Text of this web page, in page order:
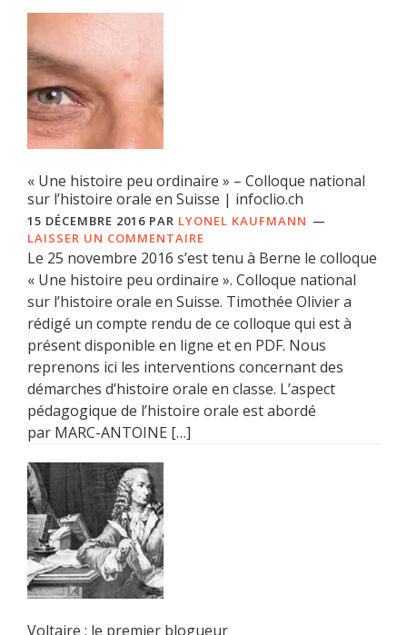
« Une histoire peu ordinaire » – Colloque national
sur l’histoire orale en Suisse | infoclio.ch
15 DÉCEMBRE 2016 PAR LYONEL KAUFMANN
LAISSER UN COMMENTAIRE
Le 25 novembre 2016 s’est tenu à Berne le colloque
« Une histoire peu ordinaire ». Colloque national
sur l’histoire orale en Suisse. Timothée Olivier a
rédigé un compte rendu de ce colloque qui est à
présent disponible en ligne et en PDF. Nous
reprenons ici les interventions concernant des
démarches d’histoire orale en classe. L’aspect
pédagogique de l’histoire orale est abordé
par MARC-ANTOINE […]
Voltaire : le premier blogueur